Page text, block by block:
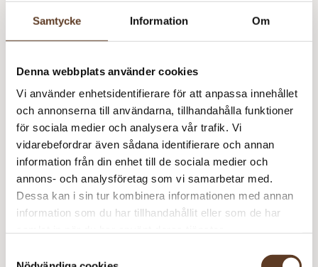
Samtycke Information Om
Denna webbplats använder cookies
Vi använder enhetsidentifierare för att anpassa innehållet
och annonserna till användarna, tillhandahålla funktioner
för sociala medier och analysera vår trafik. Vi
vidarebefordrar även sådana identifierare och annan
information från din enhet till de sociala medier och
annons- och analysföretag som vi samarbetar med.
Dessa kan i sin tur kombinera informationen med annan
information som du har tillhandahållit eller som de har
Svenska